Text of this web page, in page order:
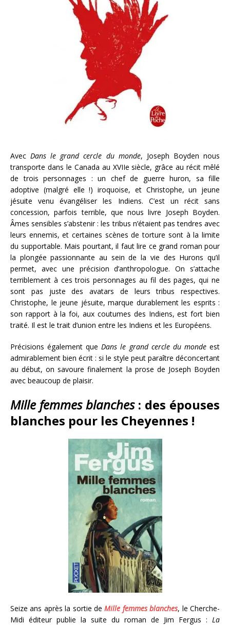
Avec Dans le grand cercle du monde, Joseph Boyden nous
transporte dans le Canada au XVIIe siècle, grâce au récit mêlé
de trois personnages : un chef de guerre huron, sa fille
adoptive (malgré elle !) iroquoise, et Christophe, un jeune
jésuite venu évangéliser les Indiens. C’est un récit sans
concession, parfois terrible, que nous livre Joseph Boyden.
Âmes sensibles s’abstenir : les tribus n’étaient pas tendres avec
leurs ennemis, et certaines scènes de torture sont à la limite
du supportable. Mais pourtant, il faut lire ce grand roman pour
la plongée passionnante au sein de la vie des Hurons qu’il
permet, avec une précision d’anthropologue. On s’attache
terriblement à ces trois personnages au fil des pages, qui ne
sont pas juste des avatars de leurs tribus respectives.
Christophe, le jeune jésuite, marque durablement les esprits :
son rapport à la foi, aux coutumes des Indiens, est fort bien
traité. Il est le trait d’union entre les Indiens et les Européens.
Précisions également que Dans le grand cercle du mondeest
admirablement bien écrit : si le style peut paraître déconcertant
au début, on savoure finalement la prose de Joseph Boyden
avec beaucoup de plaisir.
Mille femmes blanches: des épouses
blanches pour les Cheyennes !
Seize ans après la sortie deMille femmes blanches, le Cherche-
Midi éditeur publie la suite du roman de Jim Fergus : La